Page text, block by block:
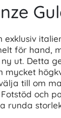
exklusiv
för hand,
ut. Detta
mycket
till om
och
runda